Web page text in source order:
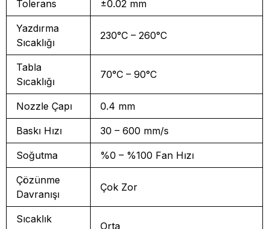
Tolerans ±0.02 mm
Yazdırma
Sıcaklığı
230°C – 260°C
Tabla
Sıcaklığı
70°C – 90°C
Nozzle Çapı 0.4 mm
Baskı Hızı 30 – 600 mm/s
Soğutma %0 – %100 Fan Hızı
Çözünme
Davranışı
Çok Zor
Sıcaklık
Orta